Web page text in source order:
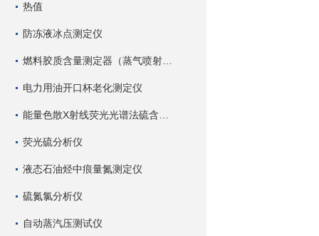
热值
防冻液冰点测定仪
电力用油开口杯老化测定仪
荧光硫分析仪
液态石油烃中痕量氮测定仪
硫氮氯分析仪
自动蒸汽压测试仪